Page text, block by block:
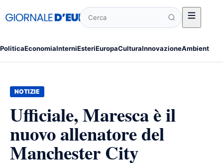
PoliticaEconomiaInterniEsteriEuropaCulturaInnovazioneAmbiente
Cerca
NOTIZIE
Ufficiale, Maresca è il
nuovo allenatore del
Manchester City